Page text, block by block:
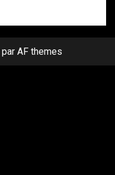
par AF themes